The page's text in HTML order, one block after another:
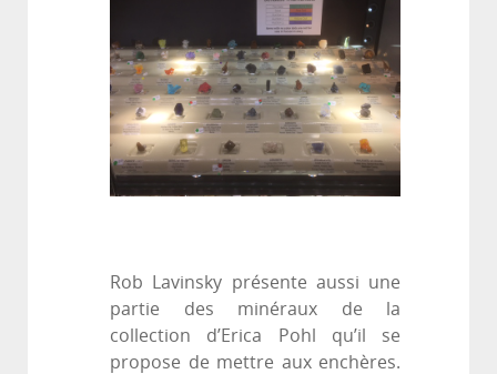
Rob Lavinsky présente aussi une
partie des minéraux de la
collection d’Erica Pohl qu’il se
propose de mettre aux enchères.